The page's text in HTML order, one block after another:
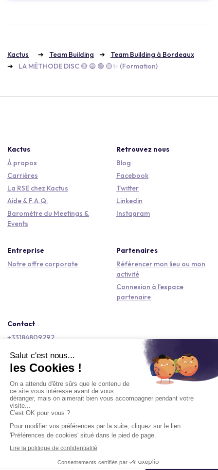
Kactus Team Building
Team Building à Bordeaux
LA MÉTHODE DISC 🔴 🔵 🟢 🟡✨ (Formation)
Kactus
À propos
Carrières
La RSE chez Kactus
Aide & F.A.Q.
Baromètre du Meetings &
Events
Retrouvez nous
Blog
Facebook
Twitter
Linkedin
Instagram
Entreprise
Notre offre corporate
Partenaires
Référencer mon lieu ou mon
activité
Connexion à l'espace
partenaire
Contact
+33184809292
Copyright © 2026 Kactus Tous droits réservés
Conditions générales d'utilisation
Mentions légales
Signaler un contenu